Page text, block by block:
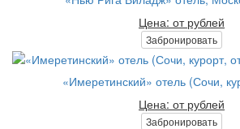
Цена: от рублей
Забронировать
«Имеретинский» отель (Сочи,
Цена: от рублей
Забронировать